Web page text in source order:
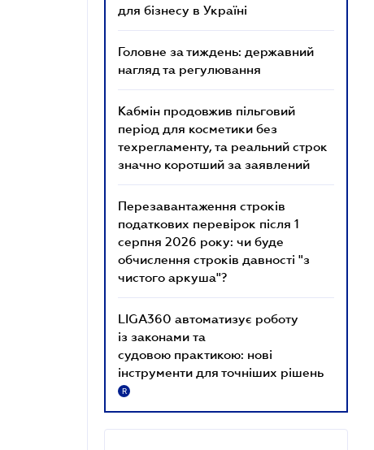
для бізнесу в Україні
Головне за тиждень: державний
нагляд та регулювання
Кабмін продовжив пільговий
період для косметики без
техрегламенту, та реальний строк
значно коротший за заявлений
Перезавантаження строків
податкових перевірок після 1
серпня 2026 року: чи буде
обчислення строків давності "з
чистого аркуша"?
LIGA360 автоматизує роботу
із законами та
судовою практикою: нові
інструменти для точніших рішень
R